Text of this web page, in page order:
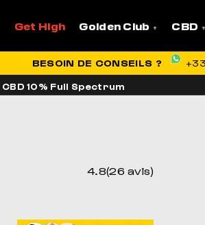
Get High Golden Club CBD
OFFERTE EN FRANCE
BESOIN DE CONSEILS ?
10% Full Spectrum
4.8(26 avis)